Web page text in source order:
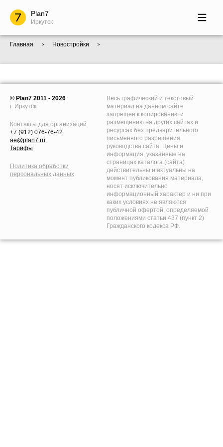
Plan7
Иркутск
Главная > Новостройки >
© Plan7 2011 - 2026
г. Иркутск
Контакты для организаций
+7 (912) 076-76-42
ae@plan7.ru
Тарифы
Политика обработки
персональных данных
Весь графический и текстовый
материал на данном сайте
запрещён к копированию и
размещению на других сайтах и
ресурсах без предварительного
письменного разрешения
руководства сайта. Цены и
информация, указанные на
страницах каталога (сайта)
действительны и актуальны на
момент публикования материала,
носят исключительно
информационный характер и ни при
каких условиях не являются
публичной офертой, определяемой
положениями статьи 437 (пункт 2)
Гражданского кодекса РФ.